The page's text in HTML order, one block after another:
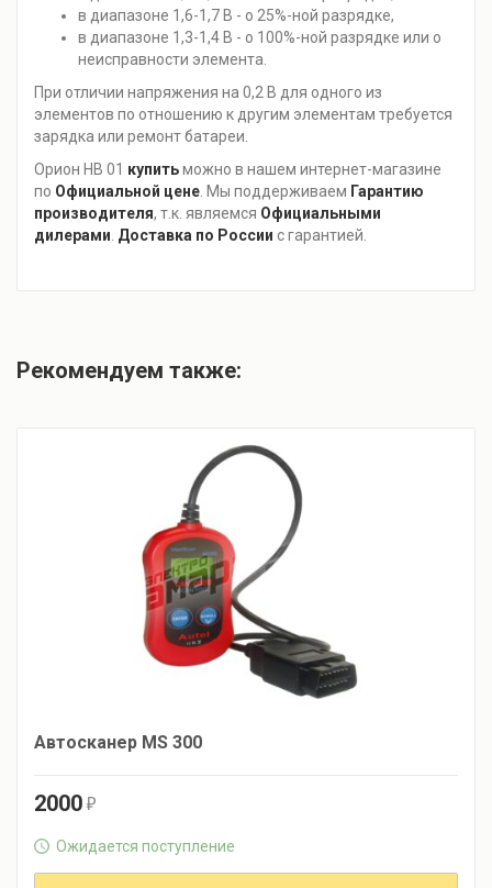
в диапазоне 1,6-1,7 В - о 25%-ной разрядке,
в диапазоне 1,3-1,4 В - о 100%-ной разрядке или о
неисправности элемента.
При отличии напряжения на 0,2 В для одного из
элементов по отношению к другим элементам требуется
зарядка или ремонт батареи.
Орион НВ 01 купитьможно в нашем интернет-магазине
по Официальной цене . Мы поддерживаем Гарантию
производителя, т.к. являемся Официальными
дилерами Доставка по России с гарантией.
Рекомендуем также:
Автосканер MS 300
2000 r
Ожидается поступление